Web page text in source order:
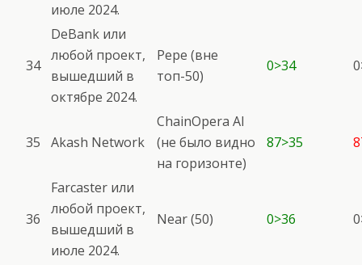
июле 2024.
34
DeBank или
любой проект,
вышедший в
октябре 2024.
Pepe (вне
топ-50)
0>34
35 Akash Network
ChainOpera AI
(не было видно
на горизонте)
87>35
36
Farcaster или
любой проект,
вышедший в
июле 2024.
Near (50) 0>36